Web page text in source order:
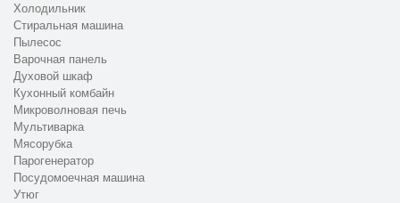
Холодильник
Стиральная машина
Пылесос
Варочная панель
Духовой шкаф
Кухонный комбайн
Микроволновая печь
Мультиварка
Мясорубка
Парогенератор
Посудомоечная машина
Утюг